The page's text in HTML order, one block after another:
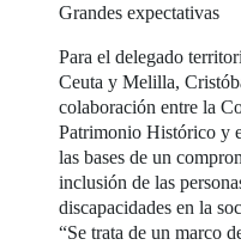
Grandes expectativas
Para el delegado
Ceuta y Melilla,
colaboración entre la
Patrimonio Histórico y
las bases de un
inclusión de las
discapacidades en la
“Se trata de un marco